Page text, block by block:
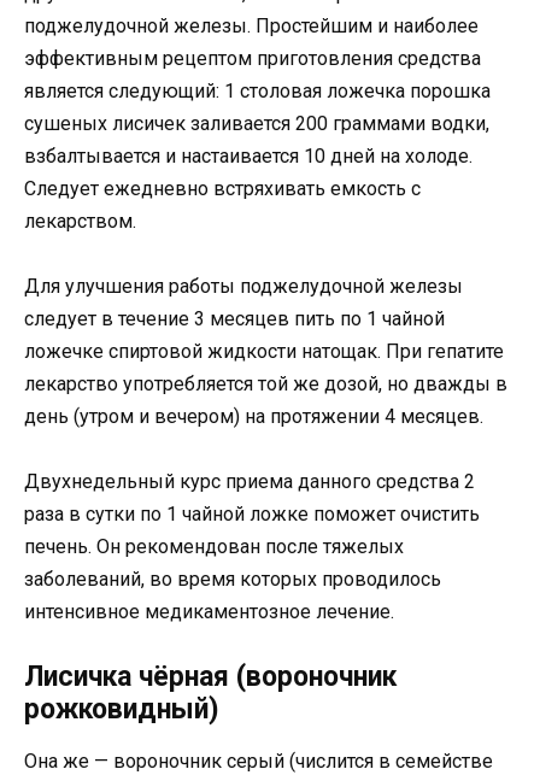
поджелудочной железы. Простейшим и наиболее
эффективным рецептом приготовления средства
является следующий: 1 столовая ложечка порошка
сушеных лисичек заливается 200 граммами водки,
взбалтывается и настаивается 10 дней на холоде.
Следует ежедневно встряхивать емкость с
лекарством.
Для улучшения работы поджелудочной железы
следует в течение 3 месяцев пить по 1 чайной
ложечке спиртовой жидкости натощак. При гепатите
лекарство употребляется той же дозой, но дважды в
день (утром и вечером) на протяжении 4 месяцев.
Двухнедельный курс приема данного средства 2
раза в сутки по 1 чайной ложке поможет очистить
печень. Он рекомендован после тяжелых
заболеваний, во время которых проводилось
интенсивное медикаментозное лечение.
Лисичка чёрная (вороночник
рожковидный)
Она же — вороночник серый (числится в семействе